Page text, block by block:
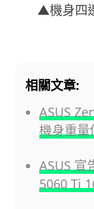
▲機身四
相關文章:
ASUS
機身重
ASUS
5060 Ti